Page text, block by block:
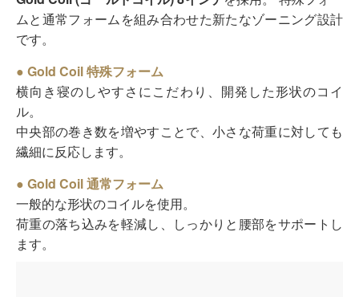
ムと通常フォームを組み合わせた新たなゾーニング設計
です。
● Gold Coil 特殊フォーム
横向き寝のしやすさにこだわり、開発した形状のコイ
ル。
中央部の巻き数を増やすことで、小さな荷重に対しても
繊細に反応します。
● Gold Coil 通常フォーム
一般的な形状のコイルを使用。
荷重の落ち込みを軽減し、しっかりと腰部をサポートし
ます。